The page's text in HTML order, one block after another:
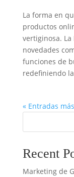
La forma en
productos
vertiginosa.
novedades
funciones de
redefiniendo
« Entradas
Recent
Marketing de